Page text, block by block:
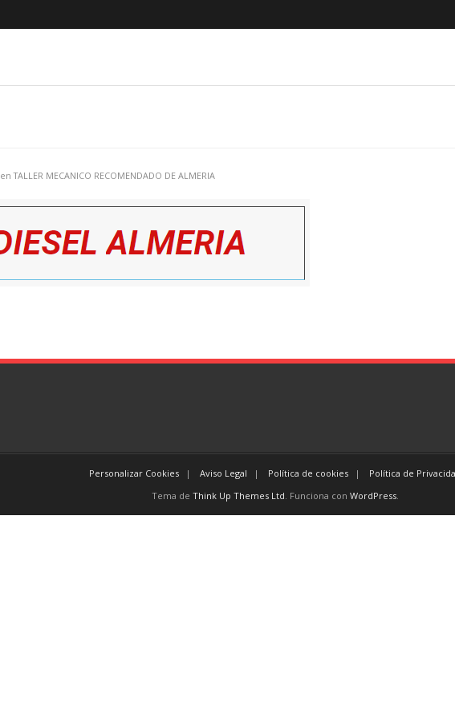
enTALLER MECANICO RECOMENDADO DE ALMERIA
Personalizar Cookies Aviso Legal Política de cookies
Política de
Tema de Think Up Themes Ltd. Funciona con WordPress.